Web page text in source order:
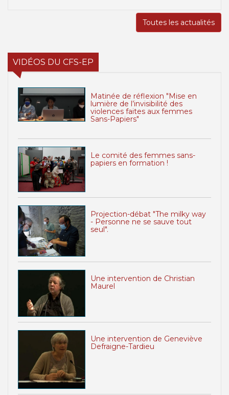
Toutes les actualités
VIDÉOS DU CFS-EP
Matinée de réflexion "Mise en
lumière de l’invisibilité des
violences faites aux femmes
Sans-Papiers"
Le comité des femmes sans-
papiers en formation !
Projection-débat "The milky way
- Personne ne se sauve tout
seul".
Une intervention de Christian
Maurel
Une intervention de Geneviève
Defraigne-Tardieu